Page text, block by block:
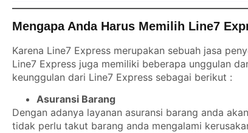
Mengapa Anda Harus Memilih Line7
Karena Line7 Express merupakan sebuah jasa
Line7 Express juga memiliki beberapa unggulan
keunggulan dari Line7 Express sebagai berikut :
Asuransi Barang
Dengan adanya layanan asuransi barang anda
tidak perlu takut barang anda mengalami